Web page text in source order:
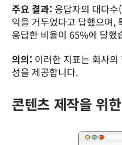
주요 결과: 응답자의 대다
익을 거두었다고 답했으며,
응답한 비율이 65%에 달했
의의: 이러한 지표는 회사
성을 제공합니다.
콘텐츠 제작을 위